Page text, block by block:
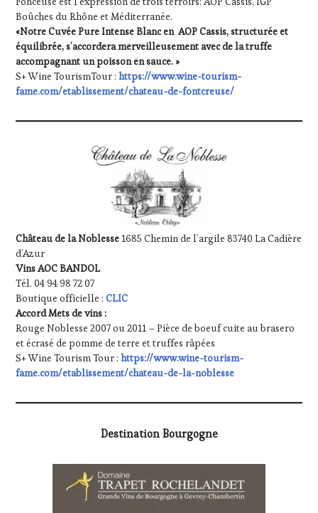
Boûches du Rhône et Méditerranée.
«Notre Cuvée Pure Intense Blanc en AOP Cassis, structurée et
équilibrée, s’accordera merveilleusement avec de la truffe
accompagnant un poisson en sauce. »
S+ Wine TourismTour :https://www.wine-tourism-
fame.com/etablissement/chateau-de-fontcreuse/
Château de la Noblesse1685 Chemin de l’argile 83740 La Cadière
d’Azur
Vins AOC BANDOL
Tél. 04 94 98 72 07
Boutique officielle :CLIC
Accord Mets de vins :
Rouge Noblesse 2007 ou 2011 – Pièce de boeuf cuite au brasero
et écrasé de pomme de terre et truffes râpées
S+ Wine Tourism Tour : https://www.wine-tourism-
fame.com/etablissement/chateau-de-la-noblesse
Destination Bourgogne